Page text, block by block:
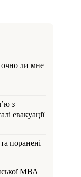
ли мне
з
евакуації
поранені
МВА